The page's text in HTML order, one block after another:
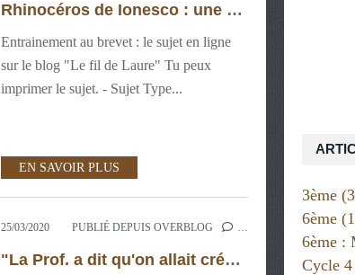
Rhinocéros de Ionesco : une pandémie de l'absurde ?
Entrainement au brevet : le sujet en ligne
sur le blog "Le fil de Laure" Tu peux
imprimer le sujet. - Sujet Type...
EN SAVOIR PLUS
,3ÈME: PROJETS NUMÉRIQUES,
25/03/2020 PUBLIÉ DEPUIS OVERBLOG …
"La Prof. a dit qu'on allait créer un robot littéraire pour le Printemps des poètes. Mais on fait quoi ? Comment?"
3ème
6ème
6ème :
Cycle 4